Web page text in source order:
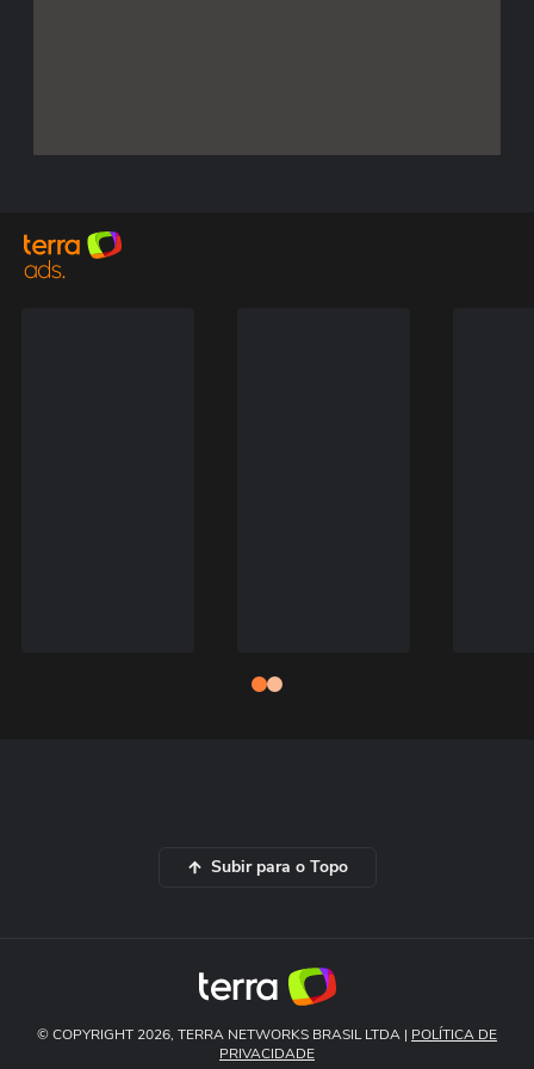
Subir para o Topo
© COPYRIGHT 2026, TERRA NETWORKS BRASIL LTDA | POLÍTICA DE
PRIVACIDADE